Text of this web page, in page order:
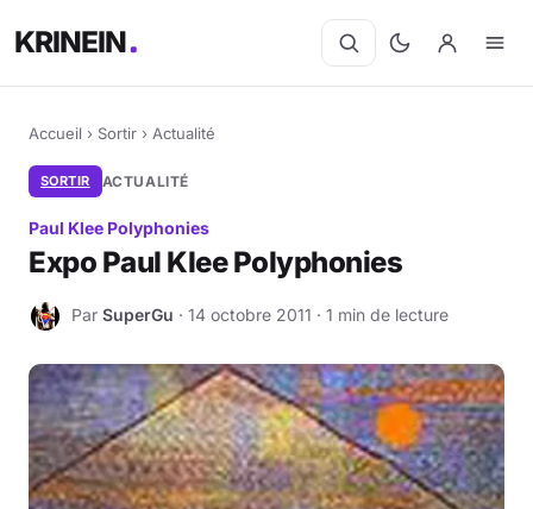
KRINEIN
Accueil › Sortir › Actualité
SORTIR ACTUALITÉ
Paul Klee Polyphonies
Expo Paul Klee Polyphonies
S Par SuperGu · 14 octobre 2011 · 1 min de lecture